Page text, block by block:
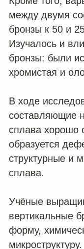
между двумя
бронзы к 50 и
Изучалось и
бронзы: были
хромистая и
В ходе
составляющие
сплава хорошо
образуется
структурные и
сплава.
Учёные
вертикальные
форму,